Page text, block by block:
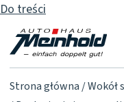
Do treści
Strona główna Wokół